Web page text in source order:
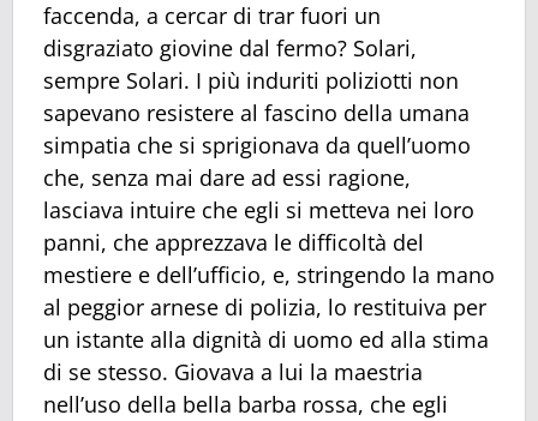
faccenda, a cercar di trar fuori un
disgraziato giovine dal fermo? Solari,
sempre Solari. I più induriti poliziotti non
sapevano resistere al fascino della umana
simpatia che si sprigionava da quell’uomo
che, senza mai dare ad essi ragione,
lasciava intuire che egli si metteva nei loro
panni, che apprezzava le difficoltà del
mestiere e dell’ufficio, e, stringendo la mano
al peggior arnese di polizia, lo restituiva per
un istante alla dignità di uomo ed alla stima
di se stesso. Giovava a lui la maestria
nell’uso della bella barba rossa, che egli